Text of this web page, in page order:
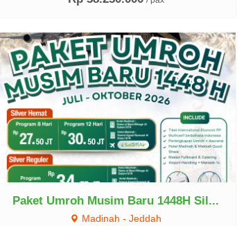
Paket Umroh Musim Baru 1448H Sil...
Madinah - Jeddah